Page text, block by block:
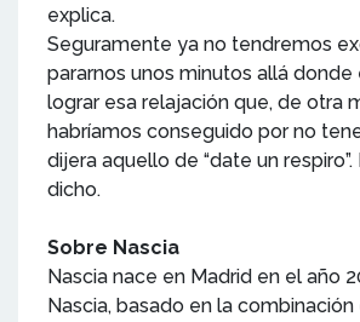
explica.
Seguramente ya no tendremos
pararnos unos minutos allá
lograr esa relajación que, de otra
habríamos conseguido por no
dijera aquello de “date un
dicho.
Sobre Nascia
Nascia nace en Madrid en el año
Nascia, basado en la